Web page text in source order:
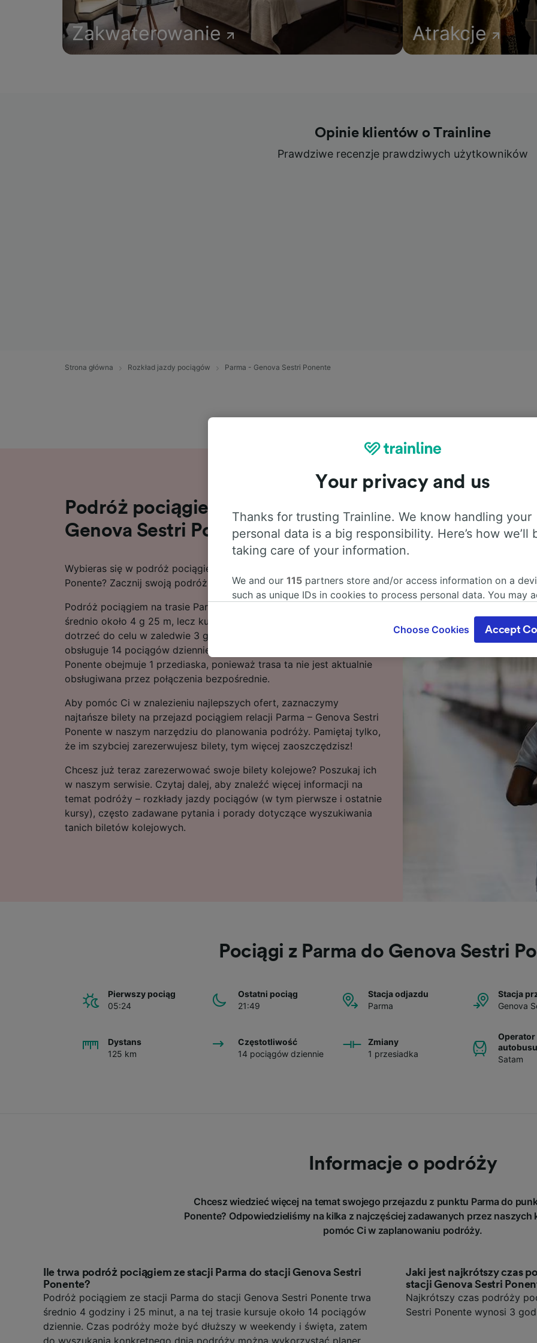
Zakwaterowanie Atrakcje
Opinie klientów o Trainline
Prawdziwe recenzje prawdziwych użytkowników
Strona główna Rozkład jazdy pociągów Parma - Genova Sestri Ponente
Podróż pociągiem relacji Parma –
Genova Sestri Ponente
Wybieras się w podróż pociągiem relacji Parma – Genova Sestri
Ponente? Zacznij swoją podróż z nami.
Podróż pociągiem na trasie Parma – Genova Sestri Ponente zajmuje
średnio około 4 g 25 m, lecz kursem przyspieszonym możesz
dotrzeć do celu w zaledwie 3 g 11 m. Zwykle ta licząca 125 km trasę
obsługuje 14 pociągów dziennie. Podróż do stacji Genova Sestri
Ponente obejmuje 1 przediaska, ponieważ trasa ta nie jest aktualnie
obsługiwana przez połączenia bezpośrednie.
Aby pomóc Ci w znalezieniu najlepszych ofert, zaznaczymy
najtańsze bilety na przejazd pociągiem relacji Parma – Genova Sestri
Ponente w naszym narzędziu do planowania podróży. Pamiętaj tylko,
że im szybciej zarezerwujesz bilety, tym więcej zaoszczędzisz!
Chcesz już teraz zarezerwować swoje bilety kolejowe? Poszukaj ich
w naszym serwisie. Czytaj dalej, aby znaleźć więcej informacji na
temat podróży – rozkłady jazdy pociągów (w tym pierwsze i ostatnie
kursy), często zadawane pytania i porady dotyczące wyszukiwania
tanich biletów kolejowych.
Pociągi z Parma do Genova Sestri
Pierwszy pociąg
05:24
Ostatni pociąg
21:49
Stacja odjazdu
Parma
Stacja
Genova
Dystans
125 km
Częstotliwość
14 pociągów dziennie
Zmiany
1 przesiadka
autobusu
Satam
Informacje o podróży
Chcesz wiedzieć więcej na temat swojego przejazdu z punktu Parma do
Ponente? Odpowiedzieliśmy na kilka z najczęściej zadawanych przez
pomóc Ci w zaplanowaniu podróży.
Ile trwa podróż pociągiem ze stacji Parma do stacji Genova Sestri
Ponente?
Podróż pociągiem ze stacji Parma do stacji Genova Sestri Ponente trwa
średnio 4 godziny i 25 minut, a na tej trasie kursuje około 14 pociągów
dziennie. Czas podróży może być dłuższy w weekendy i święta, zatem
do wyszukania konkretnego dnia podróży można wykorzystać planer
Jaki jest najkrótszy czas
stacji Genova Sestri
Najkrótszy czas podróży
Sestri Ponente wynosi 3
Your privacy and us
Thanks for trusting Trainline. We know handling your
personal data is a big responsibility. Here’s how we’ll
taking care of your information.
We and our 115 partners store and/or access information on a
such as unique IDs in cookies to process personal data. You may
where legitimate interest is used, or at any time in the privacy
These choices will be signaled to our partners and will not affect
us not to track you.
We and our partners process data to provide:
Use precise geolocation data. Actively scan device
identification. Store and/or access information on a device.
advertising and content, advertising and content measurement,
research and services development.
Choose Cookies Accept